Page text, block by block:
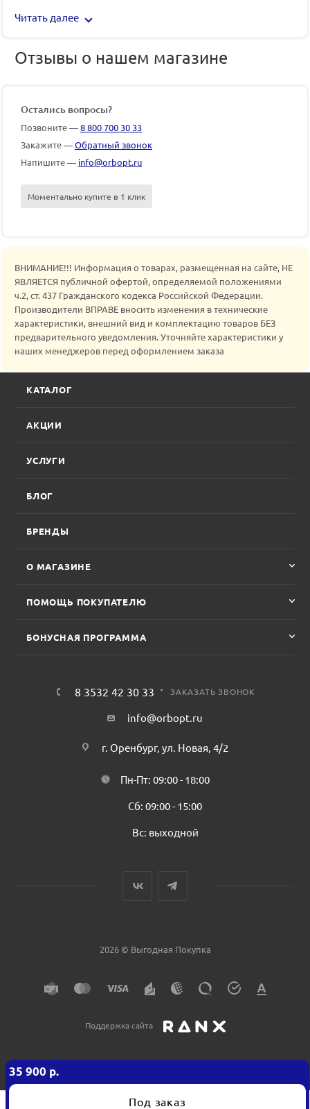
35 900 р.
Под заказ
Читать далее
Отзывы о нашем магазине
Остались вопросы?
Позвоните —8 800 700 30 33
Закажите —Обратный звонок
Напишите — info@orbopt.ru
Моментально купите в 1 клик
ВНИМАНИЕ!!! Информация о товарах, размещенная на сайте, НЕ
ЯВЛЯЕТСЯ публичной офертой, определяемой положениями
ч.2, ст. 437 Гражданского кодекса Российской Федерации.
Производители ВПРАВЕ вносить изменения в технические
характеристики, внешний вид и комплектацию товаров БЕЗ
предварительного уведомления. Уточняйте характеристики у
наших менеджеров перед оформлением заказа
КАТАЛОГ
АКЦИИ
УСЛУГИ
БЛОГ
БРЕНДЫ
О МАГАЗИНЕ
ПОМОЩЬ ПОКУПАТЕЛЮ
БОНУСНАЯ ПРОГРАММА
8 3532 42 30 33 ЗАКАЗАТЬ ЗВОНОК
info@orbopt.ru
г. Оренбург, ул. Новая, 4/2
Пн-Пт: 09:00 - 18:00
Сб: 09:00 - 15:00
Вс: выходной
2026 © Выгодная Покупка
Поддержка сайта